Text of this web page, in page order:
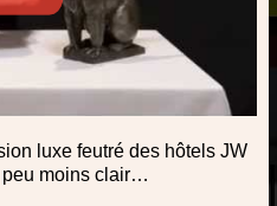
luxe feutré des hôtels JW
peu moins clair…